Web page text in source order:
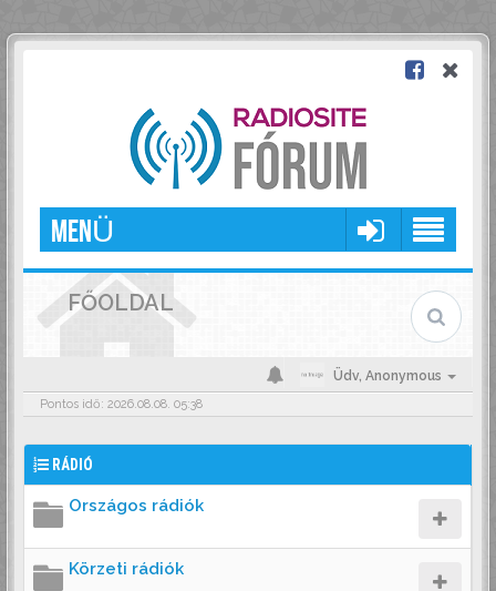
MENÜ
FŐOLDAL
Üdv, Anonymous
Pontos idő: 2026.08.08. 05:38
RÁDIÓ
Országos rádiók
Körzeti rádiók